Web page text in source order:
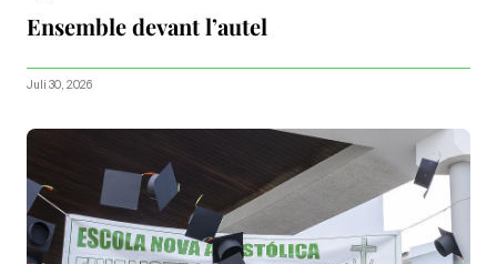
Ensemble devant l’autel
Juli 30, 2026